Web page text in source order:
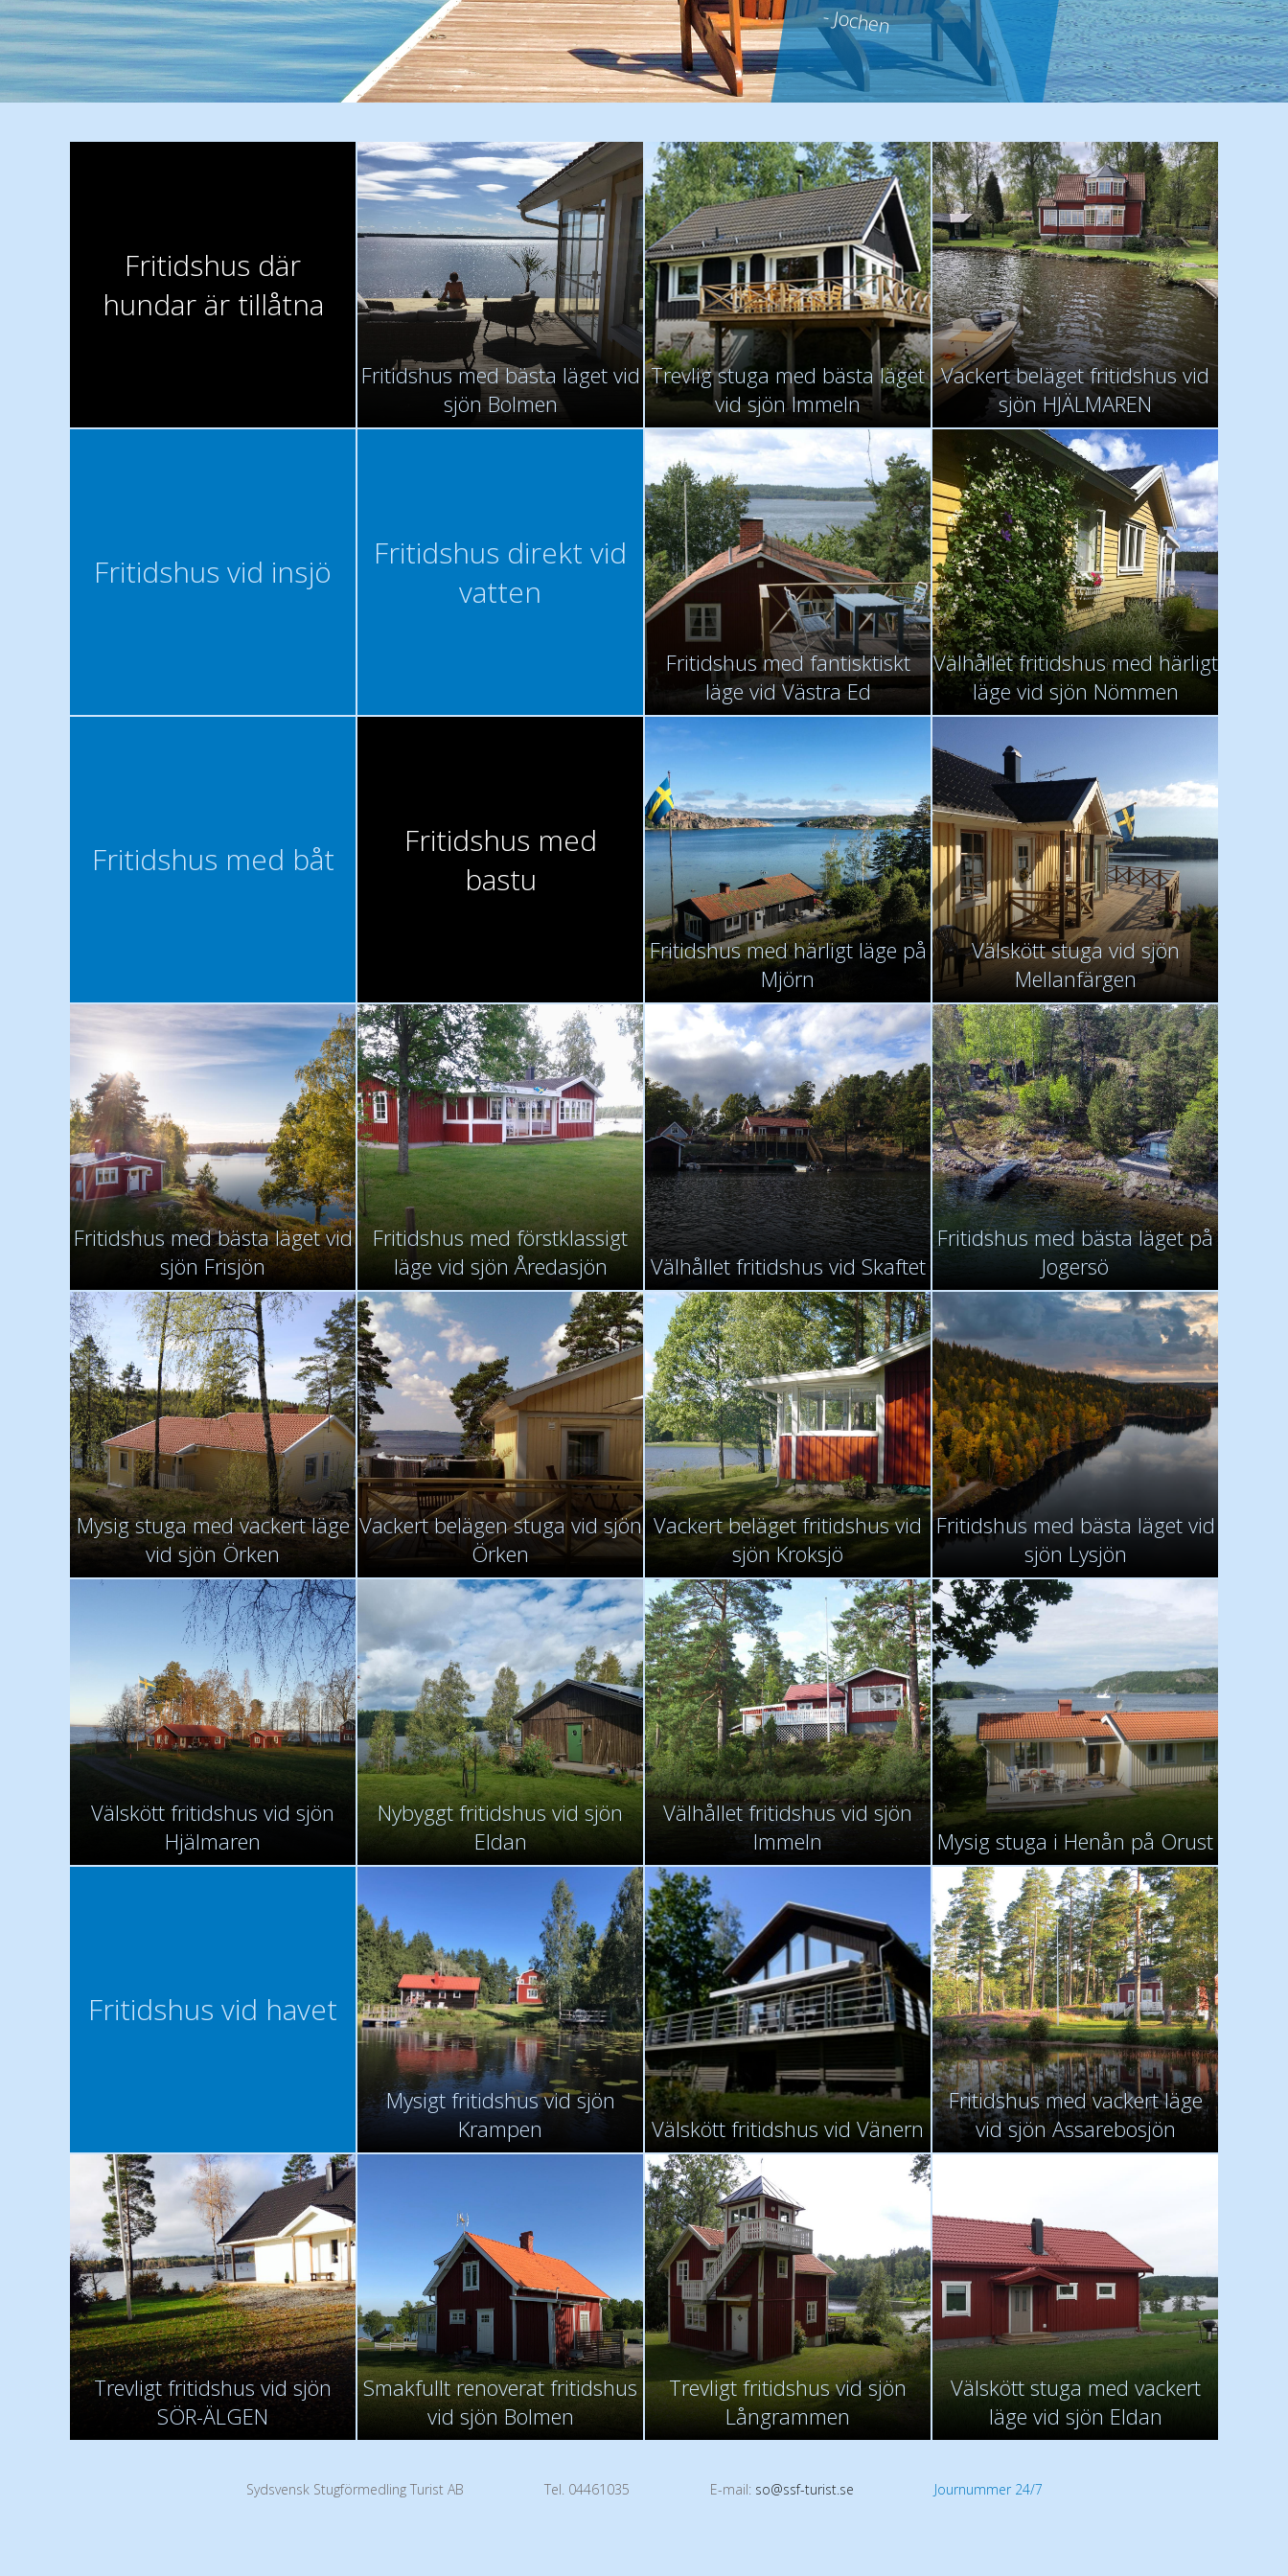
- Jochen
- Familjen Schulz
Fritidshus där
hundar är tillåtna
Fritidshus med bästa läget vid
sjön Bolmen
Trevlig stuga med bästa läget
vid sjön Immeln
Vackert beläget fritidshus vid
sjön HJÄLMAREN
Fritidshus vid insjö
Fritidshus direkt vid
vatten
Fritidshus med fantisktiskt
läge vid Västra Ed
Välhållet fritidshus med härligt
läge vid sjön Nömmen
Fritidshus med båt
Fritidshus med
bastu
Fritidshus med härligt läge på
Mjörn
Välskött stuga vid sjön
Mellanfärgen
Fritidshus med bästa läget vid
sjön Frisjön
Fritidshus med förstklassigt
läge vid sjön Åredasjön
Välhållet fritidshus vid Skaftet
Fritidshus med bästa läget på
Jogersö
Mysig stuga med vackert läge
vid sjön Örken
Vackert belägen stuga vid sjön
Örken
Vackert beläget fritidshus vid
sjön Kroksjö
Fritidshus med bästa läget vid
sjön Lysjön
Välskött fritidshus vid sjön
Hjälmaren
Nybyggt fritidshus vid sjön
Eldan
Välhållet fritidshus vid sjön
Immeln
Mysig stuga i Henån på Orust
Fritidshus vid havet
Mysigt fritidshus vid sjön
Krampen
Välskött fritidshus vid Vänern
Fritidshus med vackert läge
vid sjön Assarebosjön
Trevligt fritidshus vid sjön
SÖR-ÄLGEN
Smakfullt renoverat fritidshus
vid sjön Bolmen
Trevligt fritidshus vid sjön
Långrammen
Välskött stuga med vackert
läge vid sjön Eldan
Sydsvensk Stugförmedling Turist AB Tel. 04461035 E-mail: so@ssf-turist.se Journummer 24/7